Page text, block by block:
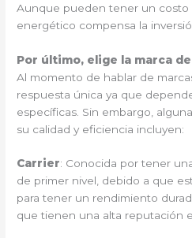
Aunque pueden tener un costo
energético compensa la
Por último, elige la marca
Al momento de hablar de
respuesta única ya que
específicas. Sin embargo,
su calidad y eficiencia incluyen:
Carrier: Conocida por tener
de primer nivel, debido a que
para tener un rendimiento
que tienen una alta reputación